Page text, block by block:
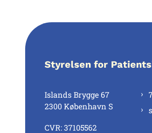
Styrelsen for
Islands Brygge 67
2300 København S
CVR: 37105562